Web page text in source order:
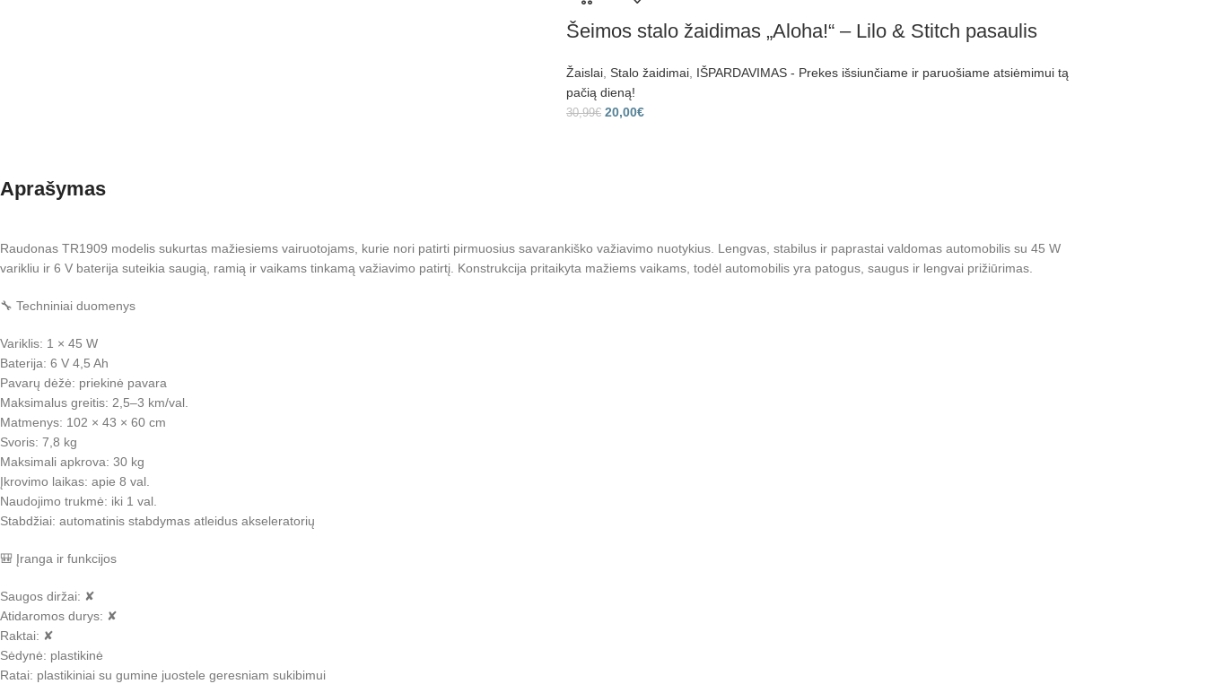
Šeimos stalo žaidimas „Aloha!“ – Lilo & Stitch pasaulis
Žaislai Stalo žaidimai IŠPARDAVIMAS - Prekes išsiunčiame ir paruošiame atsiėmimui tą
pačią dieną!
30,99€ 20,00€
Aprašymas
Raudonas TR1909 modelis sukurtas mažiesiems vairuotojams, kurie nori patirti pirmuosius savarankiško važiavimo nuotykius. Lengvas, stabilus ir paprastai valdomas automobilis su 45 W
varikliu ir 6 V baterija suteikia saugią, ramią ir vaikams tinkamą važiavimo patirtį. Konstrukcija pritaikyta mažiems vaikams, todėl automobilis yra patogus, saugus ir lengvai prižiūrimas.
🔧 Techniniai duomenys
Variklis: 1 × 45 W
Baterija: 6 V 4,5 Ah
Pavarų dėžė: priekinė pavara
Maksimalus greitis: 2,5–3 km/val.
Matmenys: 102 × 43 × 60 cm
Svoris: 7,8 kg
Maksimali apkrova: 30 kg
Įkrovimo laikas: apie 8 val.
Naudojimo trukmė: iki 1 val.
Stabdžiai: automatinis stabdymas atleidus akseleratorių
🎒 Įranga ir funkcijos
Saugos diržai: ✘
Atidaromos durys: ✘
Raktai: ✘
Sėdynė: plastikinė
Ratai: plastikiniai su gumine juostele geresniam sukibimui
Užsiregistruokite individualiems pasiūlymams ir Kidsplay.lt naujienoms, atsiųsime